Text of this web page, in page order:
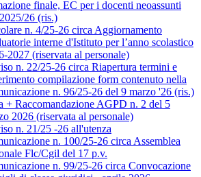
finale, EC per i docenti neoassunti
26 (ris.)
n. 4/25-26 circa Aggiornamento
interne d'Istituto per l’anno scolastico
2027 (riservata al personale)
n. 22/25-26 circa Riapertura termini e
compilazione form contenuto nella
n. 96/25-26 del 9 marzo '26 (ris.)
+ Raccomandazione AGPD n. 2 del 5
2026 (riservata al personale)
n. 21/25 -26 all'utenza
n. 100/25-26 circa Assemblea
Flc/Cgil del 17 p.v.
n. 99/25-26 circa Convocazione